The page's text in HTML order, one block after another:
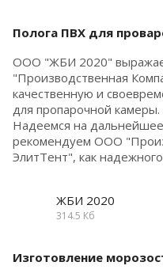
Полога ПВХ для
ООО "ЖБИ 2020"
"Производственная
качественную и
для пропарочной камеры.
Надеемся на
рекомендуем ООО
ЭлитТент", как
ЖБИ 2020
314.5 Кб
Изготовление